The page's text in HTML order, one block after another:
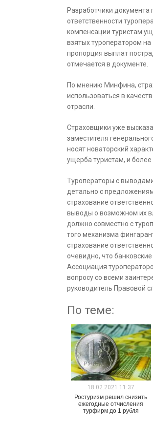
Разработчики
ответственности
компенсации туристам
взятых туроператором
пропорция выплат
отмечается в документе.
По мнению Минфина,
использоваться в
отрасли.
Страховщики уже
заместителя
носят новаторский
ущерба туристам, и
Туроператоры с
детально с
страхование
выводы о возможном их
должно совместно с
того механизма
страхование
очевидно, что
Ассоциация
вопросу со всеми
руководитель Правовой
По теме:
18.02.2021 11:37
Ростуризм решил снизить
ежегодные отчисления
турфирм до 1 рубля